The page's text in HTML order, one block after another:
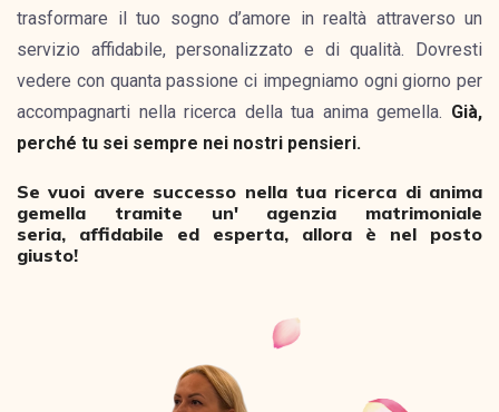
trasformare il tuo sogno d’amore in realtà attraverso un
servizio affidabile, personalizzato e di qualità. Dovresti
vedere con quanta passione ci impegniamo ogni giorno per
accompagnarti nella ricerca della tua anima gemella. Già,
perché tu sei sempre nei nostri pensieri.
Se vuoi avere successo nella tua ricerca di anima
gemella tramite un' agenzia matrimoniale
seria, affidabile ed esperta, allora è nel posto
giusto!